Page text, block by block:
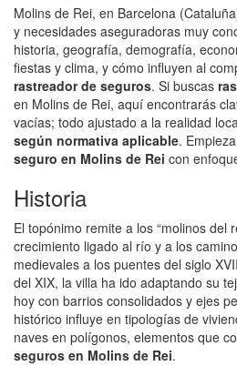
Molins de Rei, en Barcelona
y necesidades aseguradoras muy
historia, geografía, demografía,
fiestas y clima, y cómo influyen al
rastreador de seguros. Si buscas
en Molins de Rei, aquí encontrarás
vacías; todo ajustado a la realidad
según normativa aplicable.
seguro en Molins de Rei con
Historia
El topónimo remite a los “molinos del
crecimiento ligado al río y a los
medievales a los puentes del siglo
del XIX, la villa ha ido adaptando su
hoy con barrios consolidados y ejes
histórico influye en tipologías de
naves en polígonos, elementos que
seguros en Molins de Rei.